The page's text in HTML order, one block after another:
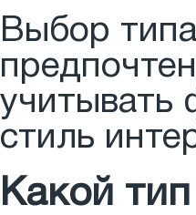
Выбор
учитывать
стиль
Какой